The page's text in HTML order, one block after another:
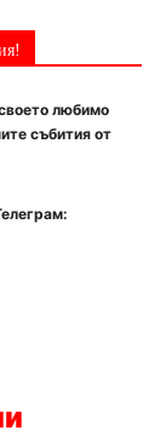
любимо
събития от